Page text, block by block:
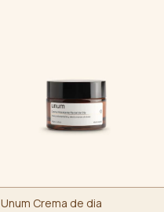
Unum Crema de dia